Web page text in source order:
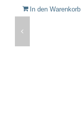
In den Warenkorb